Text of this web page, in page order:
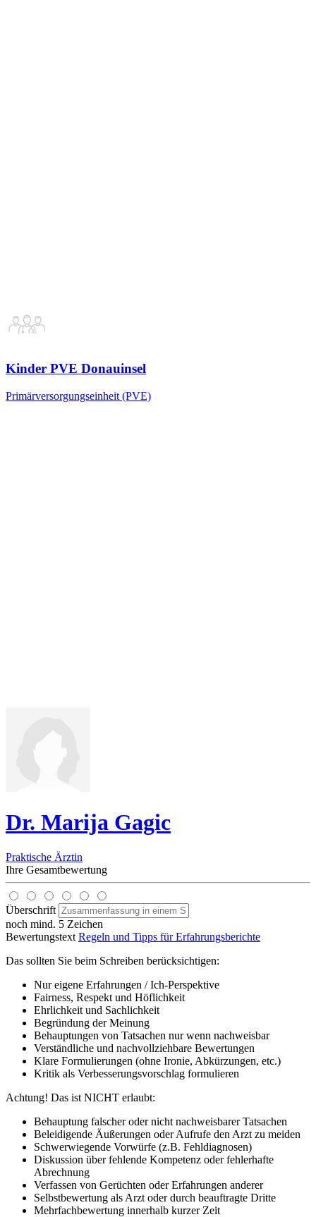
Kinder PVE Donauinsel
Primärversorgungseinheit (PVE)
Dr. Marija Gagic
Praktische Ärztin
Ihre Gesamtbewertung
Überschrift
noch mind. 5 Zeichen
Bewertungstext Regeln und Tipps für Erfahrungsberichte
Das sollten Sie beim Schreiben berücksichtigen:
Nur eigene Erfahrungen / Ich-Perspektive
Fairness, Respekt und Höflichkeit
Ehrlichkeit und Sachlichkeit
Begründung der Meinung
Behauptungen von Tatsachen nur wenn nachweisbar
Verständliche und nachvollziehbare Bewertungen
Klare Formulierungen (ohne Ironie, Abkürzungen, etc.)
Kritik als Verbesserungsvorschlag formulieren
Achtung! Das ist NICHT erlaubt:
Behauptung falscher oder nicht nachweisbarer Tatsachen
Beleidigende Äußerungen oder Aufrufe den Arzt zu meiden
Schwerwiegende Vorwürfe (z.B. Fehldiagnosen)
Diskussion über fehlende Kompetenz oder fehlerhafte
Abrechnung
Verfassen von Gerüchten oder Erfahrungen anderer
Selbstbewertung als Arzt oder durch beauftragte Dritte
Mehrfachbewertung innerhalb kurzer Zeit